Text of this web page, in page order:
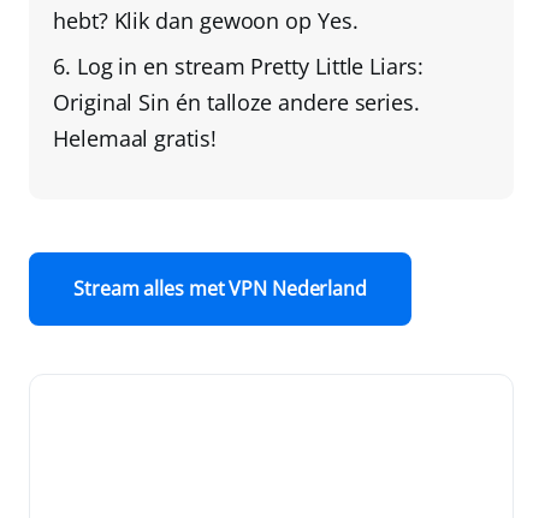
hebt? Klik dan gewoon op Yes.
Log in en stream Pretty Little Liars:
Original Sin én talloze andere series.
Helemaal gratis!
Stream alles met VPN Nederland